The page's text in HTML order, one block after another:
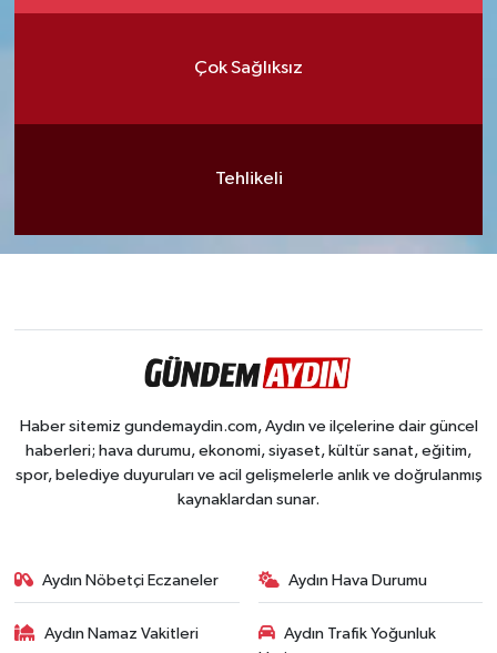
Çok Sağlıksız
Tehlikeli
Haber sitemiz gundemaydin.com, Aydın ve ilçelerine dair güncel
haberleri; hava durumu, ekonomi, siyaset, kültür sanat, eğitim,
spor, belediye duyuruları ve acil gelişmelerle anlık ve doğrulanmış
kaynaklardan sunar.
Aydın Nöbetçi Eczaneler Aydın Hava Durumu
Aydın Namaz Vakitleri
Aydın Trafik Yoğunluk